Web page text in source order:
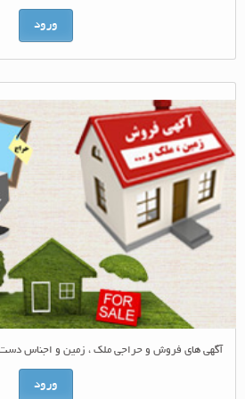
ورود
آگهی های فروش و حراجی ملک ، زمین و اجناس دست دو
ورود